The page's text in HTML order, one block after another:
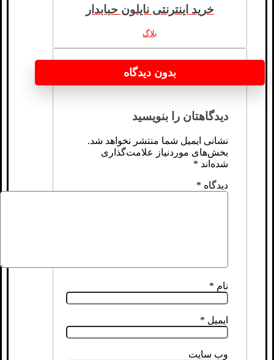
خرید اینترنتی نایلون حبابدار
بلاگ
بدون دیدگاه
دیدگاهتان را بنویسید
نشانی ایمیل شما منتشر نخواهد شد.
بخش‌های موردنیاز علامت‌گذاری
شده‌اند *
دیدگاه *
نام *
ایمیل *
وب‌ سایت